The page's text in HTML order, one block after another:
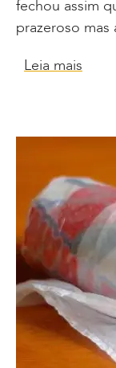
fechou assim
prazeroso
Leia mais